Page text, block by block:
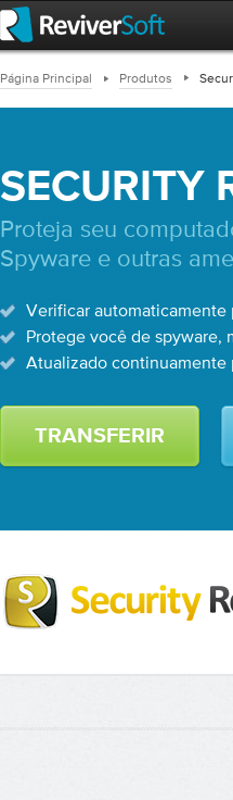
Página Principal Produtos
SECURITY
Proteja seu
Spyware e outras
Verificar automaticamente
Protege você de spyware,
Atualizado continuamente
TRANSFERIR